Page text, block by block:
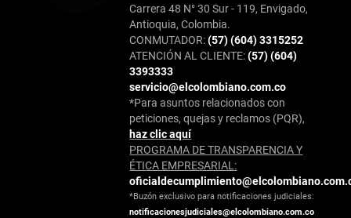
Carrera 48 N° 30 Sur - 119, Envigado,
Antioquia, Colombia.
CONMUTADOR:(57) (604) 3315252
ATENCIÓN AL CLIENTE:(57) (604)
3393333
servicio@elcolombiano.com.co
*Para asuntos relacionados con
peticiones, quejas y reclamos (PQR),
haz clic aquí
PROGRAMA DE TRANSPARENCIA Y
ÉTICA EMPRESARIAL:
*Buzón exclusivo para notificaciones judiciales:
notificacionesjudiciales@elcolombiano.com.co